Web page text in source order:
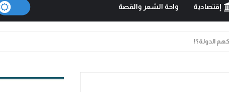
إقتصادية واحة الشعر والقصة
التحديات إلى فرصة للإصلا...